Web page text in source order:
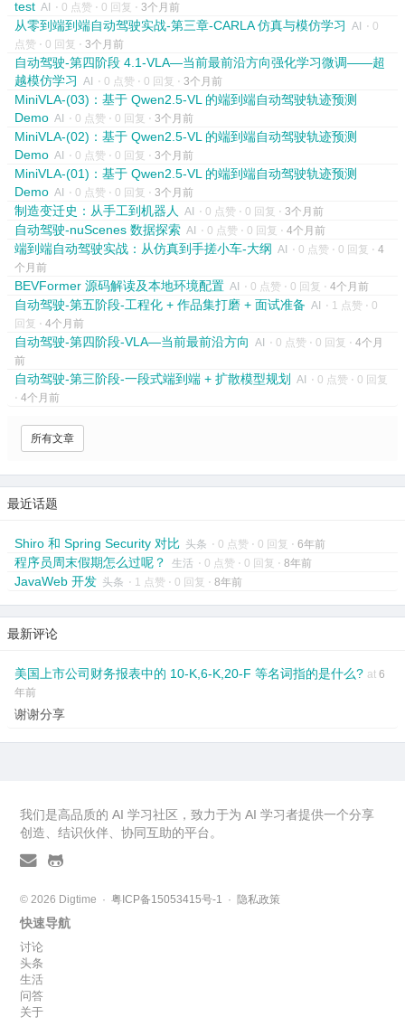
test AI ⋅ 0 点赞 ⋅ 0 回复 ⋅ 3个月前
从零到端到端自动驾驶实战-第三章-CARLA 仿真与模仿学习 AI ⋅ 0
点赞 ⋅ 0 回复 ⋅ 3个月前
自动驾驶-第四阶段 4.1-VLA—当前最前沿方向强化学习微调——超
越模仿学习 AI ⋅ 0 点赞 ⋅ 0 回复 ⋅ 3个月前
MiniVLA-(03)：基于 Qwen2.5-VL 的端到端自动驾驶轨迹预测
Demo AI ⋅ 0 点赞 ⋅ 0 回复 ⋅ 3个月前
MiniVLA-(02)：基于 Qwen2.5-VL 的端到端自动驾驶轨迹预测
Demo AI ⋅ 0 点赞 ⋅ 0 回复 ⋅ 3个月前
MiniVLA-(01)：基于 Qwen2.5-VL 的端到端自动驾驶轨迹预测
Demo AI ⋅ 0 点赞 ⋅ 0 回复 ⋅ 3个月前
制造变迁史：从手工到机器人 AI ⋅ 0 点赞 ⋅ 0 回复 ⋅ 3个月前
自动驾驶-nuScenes 数据探索 AI ⋅ 0 点赞 ⋅ 0 回复 ⋅ 4个月前
端到端自动驾驶实战：从仿真到手搓小车-大纲 AI ⋅ 0 点赞 ⋅ 0 回复 ⋅ 4
个月前
BEVFormer 源码解读及本地环境配置 AI ⋅ 0 点赞 ⋅ 0 回复 ⋅ 4个月前
自动驾驶-第五阶段-工程化 + 作品集打磨 + 面试准备 AI ⋅ 1 点赞 ⋅ 0
回复 ⋅ 4个月前
自动驾驶-第四阶段-VLA—当前最前沿方向 AI ⋅ 0 点赞 ⋅ 0 回复 ⋅ 4个月
前
自动驾驶-第三阶段-一段式端到端 + 扩散模型规划 AI ⋅ 0 点赞 ⋅ 0 回复
⋅ 4个月前
所有文章
最近话题
Shiro 和 Spring Security 对比 头条 ⋅ 0 点赞 ⋅ 0 回复 ⋅ 6年前
程序员周末假期怎么过呢？ 生活 ⋅ 0 点赞 ⋅ 0 回复 ⋅ 8年前
JavaWeb 开发 头条 ⋅ 1 点赞 ⋅ 0 回复 ⋅ 8年前
最新评论
美国上市公司财务报表中的 10-K,6-K,20-F 等名词指的是什么? at 6
年前
谢谢分享
我们是高品质的 AI 学习社区，致力于为 AI 学习者提供一个分享
创造、结识伙伴、协同互助的平台。
© 2026 Digtime · 粤ICP备15053415号-1 · 隐私政策
快速导航
讨论
头条
生活
问答
关于